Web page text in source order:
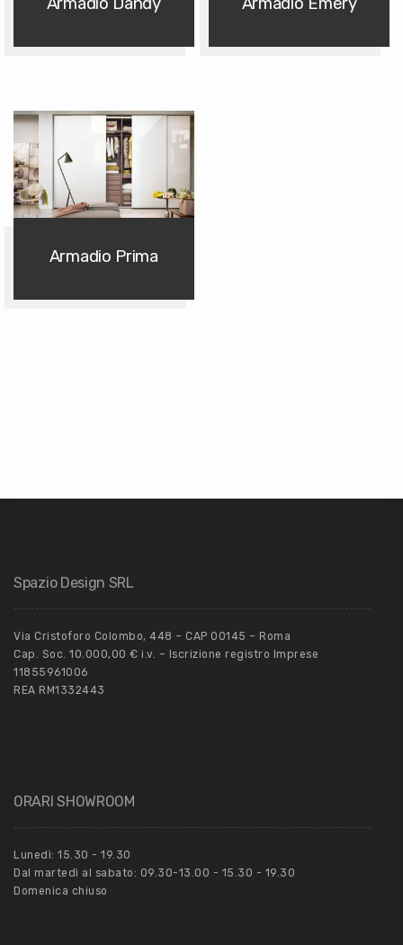
Armadio Prima
Spazio Design SRL
Via Cristoforo Colombo, 448 – CAP 00145 – Roma
Cap. Soc. 10.000,00 € i.v. – Iscrizione registro Imprese
11855961006
REA RM1332443
ORARI SHOWROOM
Lunedì: 15.30 - 19.30
Dal martedì al sabato: 09.30-13.00 - 15.30 - 19.30
Domenica chiuso